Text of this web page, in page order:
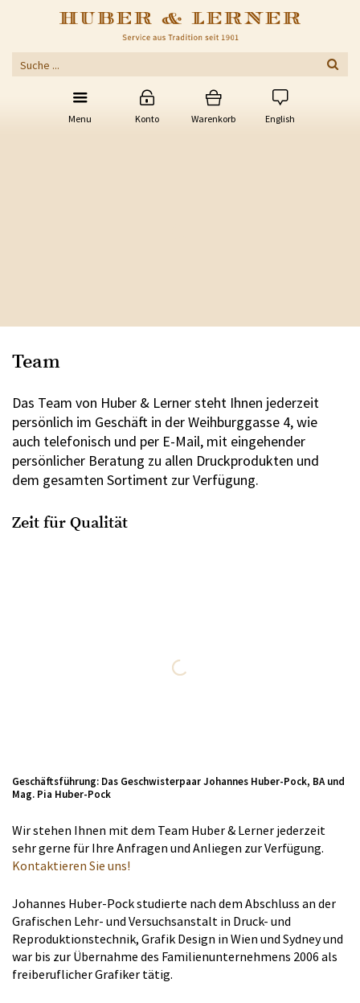
Menu Konto Warenkorb English
Team
Das Team von Huber & Lerner steht Ihnen jederzeit
persönlich im Geschäft in der Weihburggasse 4, wie
auch telefonisch und per E-Mail, mit eingehender
persönlicher Beratung zu allen Druckprodukten und
dem gesamten Sortiment zur Verfügung.
Zeit für Qualität
Geschäftsführung: Das Geschwisterpaar Johannes Huber-Pock, BA und
Mag. Pia Huber-Pock
Wir stehen Ihnen mit dem Team Huber & Lerner jederzeit
sehr gerne für Ihre Anfragen und Anliegen zur Verfügung.
Kontaktieren Sie uns!
Johannes Huber-Pock studierte nach dem Abschluss an der
Grafischen Lehr- und Versuchsanstalt in Druck- und
Reproduktionstechnik, Grafik Design in Wien und Sydney und
war bis zur Übernahme des Familienunternehmens 2006 als
freiberuflicher Grafiker tätig.